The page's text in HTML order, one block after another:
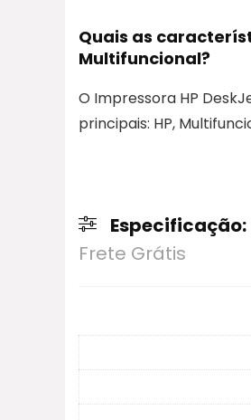
Quais as
Multifuncional?
O Impressora HP
principais: HP,
Especificação:
Frete Grátis